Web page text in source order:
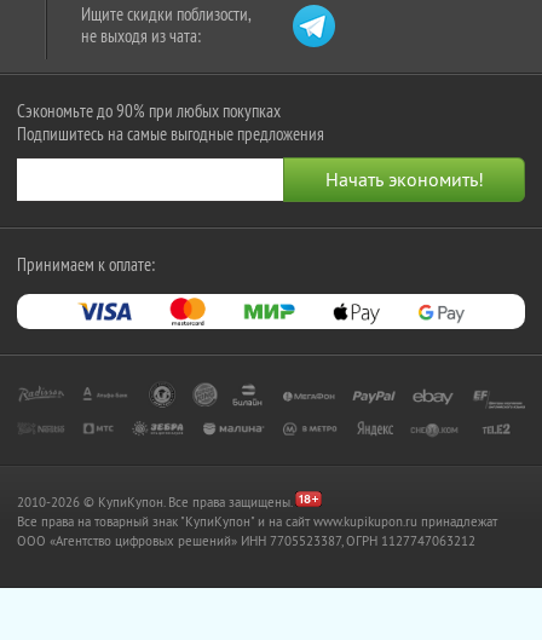
Ищите скидки поблизости,
не выходя из чата:
Сэкономьте до 90% при любых покупках
Подпишитесь на самые выгодные предложения
Принимаем к оплате:
2010-2026 © КупиКупон. Все права защищены.
Все права на товарный знак "КупиКупон" и на сайт www.kupikupon.ru принадлежат
OOO «Агентство цифровых решений» ИНН 7705523387, ОГРН 1127747063212